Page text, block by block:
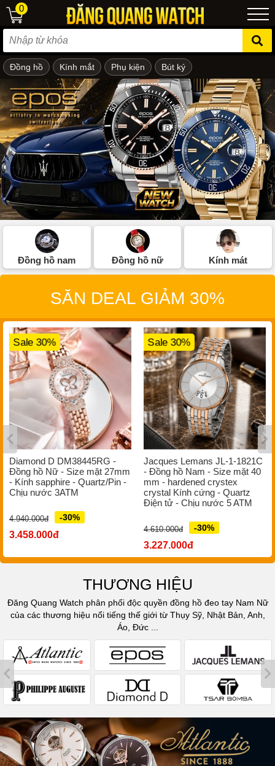
em
0
Đồng hồ Kính mắt Phụ kiện Bút ký
Đồng hồ nam Đồng hồ nữ Kính mát
SĂN DEAL GIẢM 30%
Sale 30%
Diamond D DM38445RG -
Đồng hồ Nữ - Size mặt 27mm
- Kính sapphire - Quartz/Pin -
Chịu nước 3ATM
4.940.000đ -30%
3.458.000đ
Sale 30%
Jacques Lemans JL-1-1821C
- Đồng hồ Nam - Size mặt 40
mm - hardened crystex
crystal Kính cứng - Quartz
Điện tử - Chịu nước 5 ATM
4.610.000đ -30%
3.227.000đ
THƯƠNG HIỆU
Đăng Quang Watch phân phối độc quyền đồng hồ đeo tay Nam Nữ
của các thương hiệu nổi tiếng thế giới từ Thụy Sỹ, Nhật Bản, Anh,
Áo, Đức ...